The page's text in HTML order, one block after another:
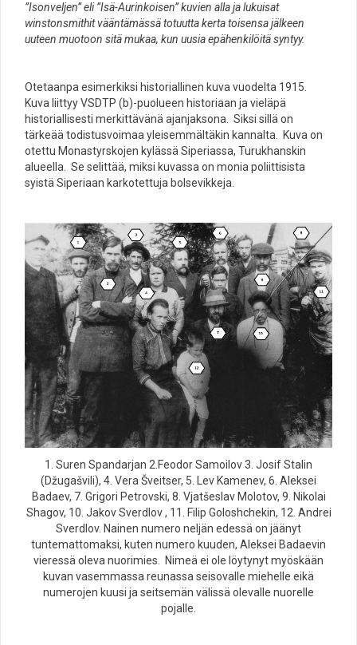
”Isonveljen” eli ”Isä-Aurinkoisen” kuvien alla ja lukuisat
winstonsmithit vääntämässä totuutta kerta toisensa jälkeen
uuteen muotoon sitä mukaa, kun uusia epähenkilöitä syntyy.
Otetaanpa esimerkiksi historiallinen kuva vuodelta 1915.
Kuva liittyy VSDTP (b)-puolueen historiaan ja vieläpä
historiallisesti merkittävänä ajanjaksona. Siksi sillä on
tärkeää todistusvoimaa yleisemmältäkin kannalta. Kuva on
otettu Monastyrskojen kylässä Siperiassa, Turukhanskin
alueella. Se selittää, miksi kuvassa on monia poliittisista
syistä Siperiaan karkotettuja bolsevikkeja.
1. Suren Spandarjan 2.Feodor Samoilov 3. Josif Stalin
(Džugašvili), 4. Vera Šveitser, 5. Lev Kamenev, 6. Aleksei
Badaev, 7. Grigori Petrovski, 8. Vjatšeslav Molotov, 9. Nikolai
Shagov, 10. Jakov Sverdlov , 11. Filip Goloshchekin, 12. Andrei
Sverdlov. Nainen numero neljän edessä on jäänyt
tuntemattomaksi, kuten numero kuuden, Aleksei Badaevin
vieressä oleva nuorimies. Nimeä ei ole löytynyt myöskään
kuvan vasemmassa reunassa seisovalle miehelle eikä
numerojen kuusi ja seitsemän välissä olevalle nuorelle
pojalle.